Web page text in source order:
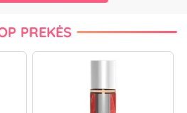
PREKĖS